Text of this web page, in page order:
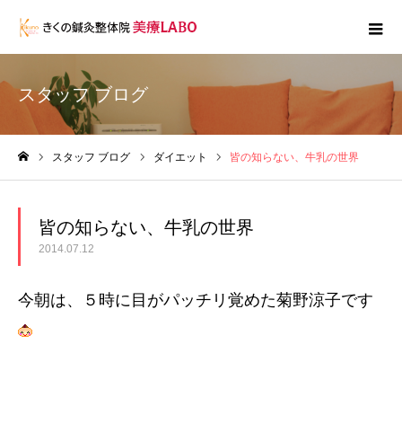
スタッフ ブログ
スタッフ ブログ ダイエット 皆の知らない、牛乳の世界
皆の知らない、牛乳の世界
2014.07.12
今朝は、５時に目がパッチリ覚めた菊野涼子です